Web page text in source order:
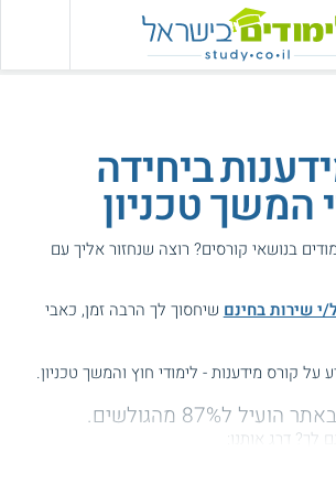
ביחידה
המשך טכניון
בנושאי קורסים? רוצה שנחזור אליך עם
י שירות בחינם שיחסוך לך הרבה זמן, כאבי
קורס מידענות - לימודי חוץ והמשך טכניון.
ל87% מהגולשים.
לך? דרג אותנו: